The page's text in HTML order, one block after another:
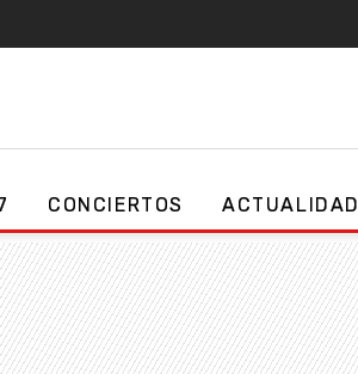
CONCIERTOS ACTUALIDAD